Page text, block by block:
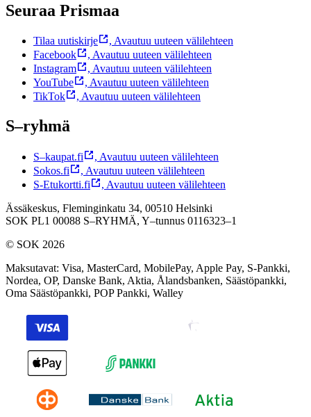
Seuraa Prismaa
Tilaa uutiskirje , Avautuu uuteen välilehteen
Facebook
, Avautuu uuteen välilehteen
Instagram
, Avautuu uuteen välilehteen
YouTube
, Avautuu uuteen välilehteen
TikTok
, Avautuu uuteen välilehteen
S–ryhmä
S–kaupat.fi , Avautuu uuteen välilehteen
Sokos.fi
, Avautuu uuteen välilehteen
S-Etukortti.fi
, Avautuu uuteen välilehteen
Ässäkeskus, Fleminginkatu 34, 00510 Helsinki
SOK PL1 00088 S–RYHMÄ, Y–tunnus 0116323–1
© SOK 2026
Maksutavat: Visa, MasterCard, MobilePay, Apple Pay, S-Pankki,
Nordea, OP, Danske Bank, Aktia, Ålandsbanken, Säästöpankki,
Oma Säästöpankki, POP Pankki, Walley